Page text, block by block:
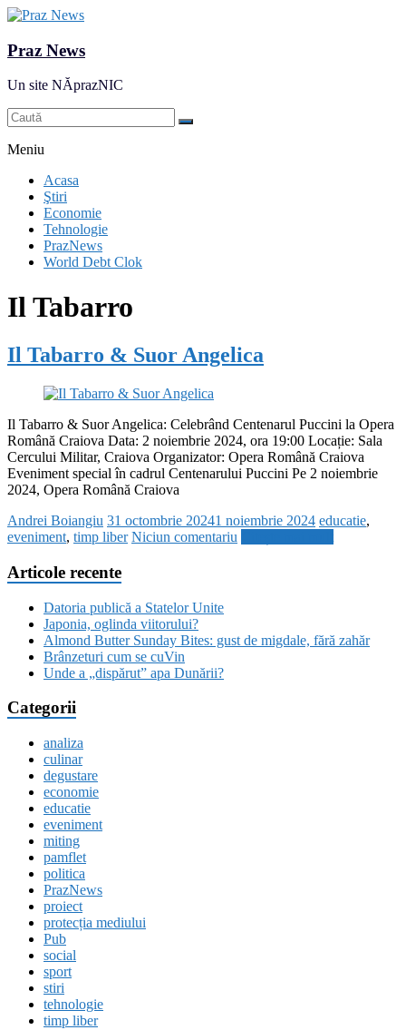
Praz News
Un site NĂprazNIC
Meniu
Acasa
Ştiri
Economie
Tehnologie
PrazNews
World Debt Clok
Il Tabarro
Il Tabarro & Suor Angelica
Il Tabarro & Suor Angelica: Celebrând Centenarul Puccini la Opera
Română Craiova Data: 2 noiembrie 2024, ora 19:00 Locație: Sala
Cercului Militar, Craiova Organizator: Opera Română Craiova
Eveniment special în cadrul Centenarului Puccini Pe 2 noiembrie
2024, Opera Română Craiova
Andrei Boiangiu 31 octombrie 20241 noiembrie 2024 educatie,
eveniment, timp liber Niciun comentariu
Articole recente
Datoria publică a Statelor Unite
Japonia, oglinda viitorului?
Almond Butter Sunday Bites: gust de migdale, fără zahăr
Brânzeturi cum se cuVin
Unde a „dispărut” apa Dunării?
Categorii
analiza
culinar
degustare
economie
educatie
eveniment
miting
pamflet
politica
PrazNews
proiect
protecția mediului
Pub
social
sport
stiri
tehnologie
timp liber